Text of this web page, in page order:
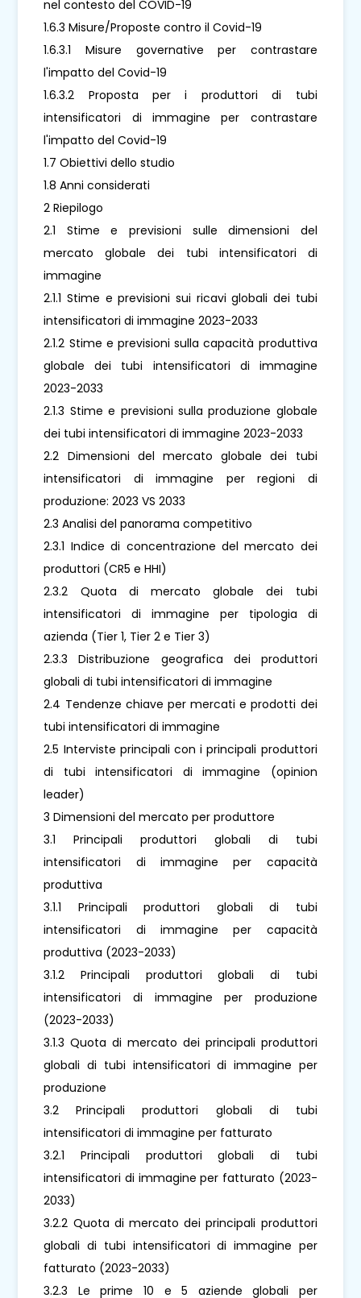
nel contesto del COVID-19
1.6.3 Misure/Proposte contro il Covid-19
1.6.3.1 Misure governative per contrastare
l'impatto del Covid-19
1.6.3.2 Proposta per i produttori di tubi
intensificatori di immagine per contrastare
l'impatto del Covid-19
1.7 Obiettivi dello studio
1.8 Anni considerati
2 Riepilogo
2.1 Stime e previsioni sulle dimensioni del
mercato globale dei tubi intensificatori di
immagine
2.1.1 Stime e previsioni sui ricavi globali dei tubi
intensificatori di immagine 2023-2033
2.1.2 Stime e previsioni sulla capacità produttiva
globale dei tubi intensificatori di immagine
2023-2033
2.1.3 Stime e previsioni sulla produzione globale
dei tubi intensificatori di immagine 2023-2033
2.2 Dimensioni del mercato globale dei tubi
intensificatori di immagine per regioni di
produzione: 2023 VS 2033
2.3 Analisi del panorama competitivo
2.3.1 Indice di concentrazione del mercato dei
produttori (CR5 e HHI)
2.3.2 Quota di mercato globale dei tubi
intensificatori di immagine per tipologia di
azienda (Tier 1, Tier 2 e Tier 3)
2.3.3 Distribuzione geografica dei produttori
globali di tubi intensificatori di immagine
2.4 Tendenze chiave per mercati e prodotti dei
tubi intensificatori di immagine
2.5 Interviste principali con i principali produttori
di tubi intensificatori di immagine (opinion
leader)
3 Dimensioni del mercato per produttore
3.1 Principali produttori globali di tubi
intensificatori di immagine per capacità
produttiva
3.1.1 Principali produttori globali di tubi
intensificatori di immagine per capacità
produttiva (2023-2033)
3.1.2 Principali produttori globali di tubi
intensificatori di immagine per produzione
(2023-2033)
3.1.3 Quota di mercato dei principali produttori
globali di tubi intensificatori di immagine per
produzione
3.2 Principali produttori globali di tubi
intensificatori di immagine per fatturato
3.2.1 Principali produttori globali di tubi
intensificatori di immagine per fatturato (2023-
2033)
3.2.2 Quota di mercato dei principali produttori
globali di tubi intensificatori di immagine per
fatturato (2023-2033)
3.2.3 Le prime 10 e 5 aziende globali per